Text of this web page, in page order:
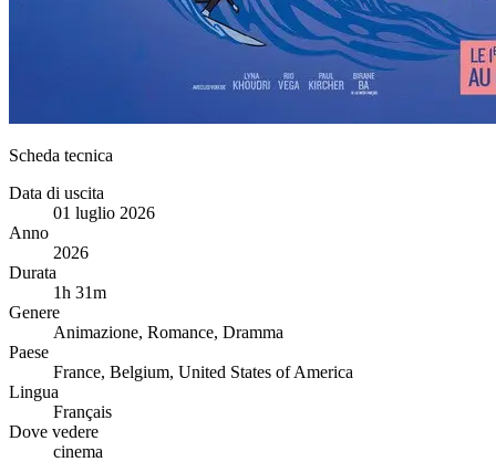
Scheda tecnica
Data di uscita
01 luglio 2026
Anno
2026
Durata
1h 31m
Genere
Animazione, Romance, Dramma
Paese
France, Belgium, United States of America
Lingua
Français
Dove vedere
cinema